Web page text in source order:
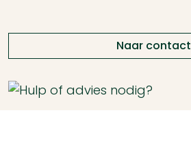
Naar contact